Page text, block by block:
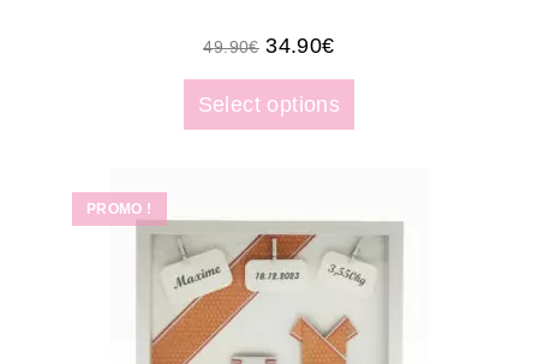
49.90€ 34.90€
Select options
PROMO !